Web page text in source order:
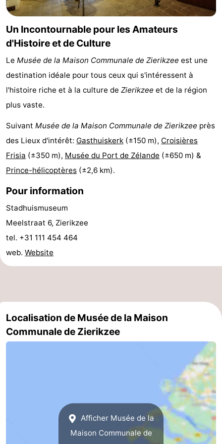
-
Piscines
Faire
vélo
-
Équitation
-
Terrains
de
golf
-
Surfen
Peche
Sportive
-
Equitation
Immersion
des
Boire
Route
Un Incontournable pour les Amateurs
d'Histoire et de Culture
Le Musée de la Maison Communale de Zierikzee est une
destination idéale pour tous ceux qui s'intéressent à
l'histoire riche et à la culture de Zierikzee et de la région
plus vaste.
Suivant Musée de la Maison Communale de Zierikzee près
des Lieux d'intérêt: Gasthuiskerk (±150 m), Croisières
Frisia (±350 m), Musée du Port de Zélande (±650 m) &
Prince-hélicoptères (±2,6 km).
Pour information
Stadhuismuseum
Meelstraat 6, Zierikzee
tel. +31 111 454 464
web. Website
Localisation de Musée de la Maison
Communale de Zierikzee
Afficher Musée de la
Maison Communale de